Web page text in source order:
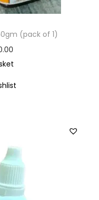
(pack of 1)